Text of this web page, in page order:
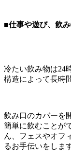
■仕事や遊び、飲
冷たい飲み物は24
構造によって長時
飲み口のカバーを
簡単に飲むことが
ん、フェスやオフ
るお手伝いをしま